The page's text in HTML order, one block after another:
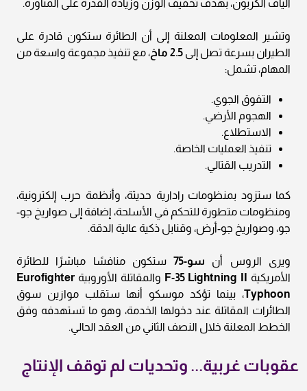
ألياف الكربون، بهدف تخفيف الوزن وزيادة القدرة على المناورة.
وتشير المعلومات المعلنة إلى أن الطائرة ستكون قادرة على
الطيران بسرعة تصل إلى 2.5 ماخ
، مع تنفيذ مجموعة واسعة من
المهام، تشمل:
التفوق الجوي.
الهجوم الأرضي.
الاستطلاع.
تنفيذ العمليات الخاصة.
التدريب القتالي.
كما ستزود بمنظومات رادارية حديثة، وأنظمة حرب إلكترونية،
ومنظومات متطورة للتحكم في الأسلحة، إضافة إلى صواريخ جو-
جو، وصواريخ جو-أرض، وقنابل ذكية عالية الدقة.
ويرى الروس أن سو-75
ستكون منافسًا مباشرًا للطائرة
الأمريكية
F-35 Lightning II والمقاتلة الأوروبية Eurofighter
Typhoon، بينما تؤكد موسكو أنها ستقلب موازين سوق
الطائرات المقاتلة عند دخولها الخدمة، وهو ما تستهدفه وفق
الخطط المعلنة خلال النصف الثاني من العقد الحالي.
عقوبات غربية... وتحديات لم توقف الإنتاج